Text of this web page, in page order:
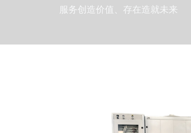
服务创造价值、存在造就未来